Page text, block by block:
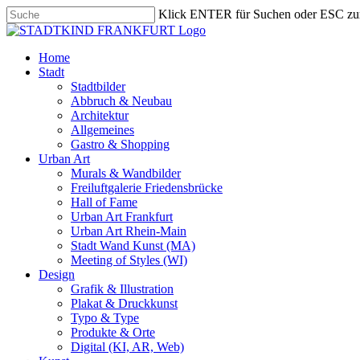
Skip
to
content
Klick ENTER für Suchen oder ESC
Close
search
Menu
Home
Stadt
Stadtbilder
Abbruch & Neubau
Architektur
Allgemeines
Gastro & Shopping
Urban Art
Murals & Wandbilder
Freiluftgalerie Friedensbrücke
Hall of Fame
Urban Art Frankfurt
Urban Art Rhein-Main
Stadt Wand Kunst (MA)
Meeting of Styles (WI)
Design
Grafik & Illustration
Plakat & Druckkunst
Typo & Type
Produkte & Orte
Digital (KI, AR, Web)